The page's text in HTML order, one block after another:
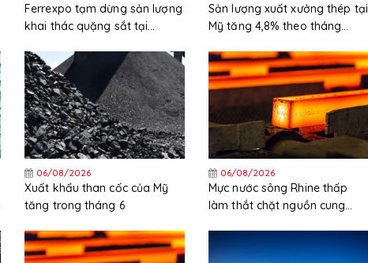
Ferrexpo tạm dừng sản lượng
khai thác quặng sắt tại
Sản lượng xuất xưởng thép tại
Mỹ tăng 4,8% theo tháng
06/08/2026
Xuất khẩu than cốc của Mỹ
tăng trong tháng 6
06/08/2026
Mực nước sông Rhine thấp
làm thắt chặt nguồn cung